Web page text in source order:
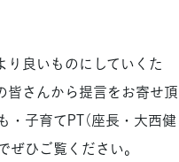
良いものにしていくた
皆さんから提言をお寄せ頂
・子育てPT（座長・大西健
ぜひご覧ください。